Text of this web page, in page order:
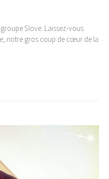
Slove. Laissez-vous
notre gros coup de cœur de la